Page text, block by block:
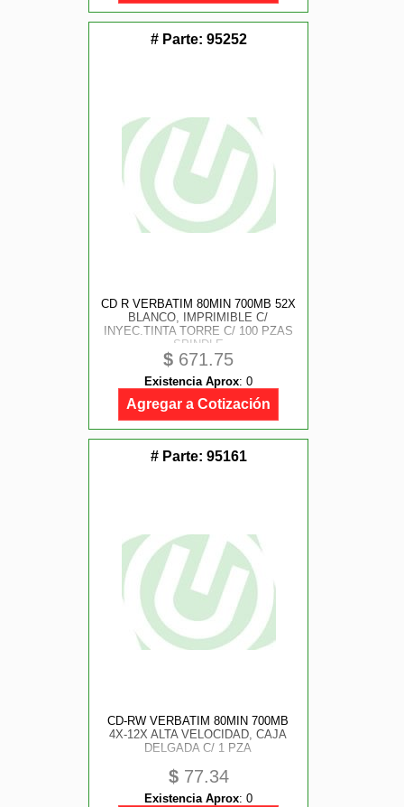
# Parte: 95252
CD R VERBATIM 80MIN 700MB 52X
BLANCO, IMPRIMIBLE C/
INYEC.TINTA TORRE C/ 100 PZAS
SPINDLE
$ 671.75
Existencia Aprox: 0
Agregar a Cotización
# Parte: 95161
CD-RW VERBATIM 80MIN 700MB
4X-12X ALTA VELOCIDAD, CAJA
DELGADA C/ 1 PZA
$77.34
Existencia Aprox: 0